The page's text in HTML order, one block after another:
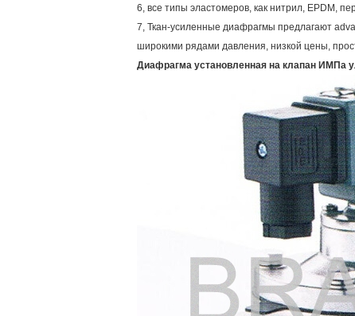
6, все типы эластомеров, как нитрил, EPDM,
7, Ткан-усиленные диафрагмы предлагают
широкими рядами давления, низкой цены,
Диафрагма установленная на клапан ИМПа